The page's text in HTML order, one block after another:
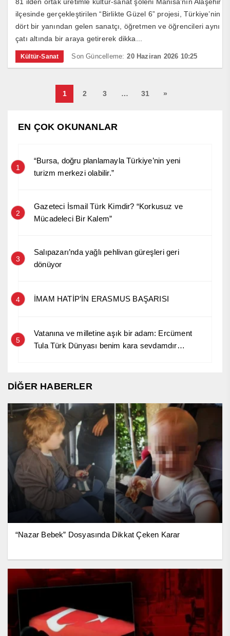
81 ilden ortak üretimle kültür-sanat şöleni Manisa’nın Alaşehir
ilçesinde gerçekleştirilen “Birlikte Güzel 6” projesi, Türkiye’nin
dört bir yanından gelen sanatçı, öğretmen ve öğrencileri aynı
çatı altında bir araya getirerek dikka...
Kültür-Sanat Son Güncelleme: 20 Haziran 2026 10:25
1 2 3 … 31 »
EN ÇOK OKUNANLAR
1
“Bursa, doğru planlamayla Türkiye’nin yeni
turizm merkezi olabilir.”
2
Gazeteci İsmail Türk Kimdir? “Korkusuz ve
Mücadeleci Bir Kalem”
3
Salıpazarı’nda yağlı pehlivan güreşleri geri
dönüyor
4 İMAM HATİP’İN ERASMUS BAŞARISI
5
Vatanına ve milletine aşık bir adam: Ercüment
Tula Türk Dünyası benim kara sevdamdır…
DİĞER HABERLER
“Nazar Bebek” Dosyasında Dikkat Çeken Karar